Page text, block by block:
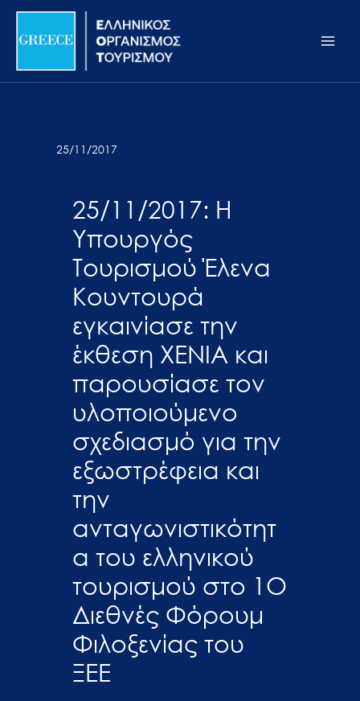
Σημείωση:
ιστότοπος
προσβασιμότητας.
Μετάβαση
περιεχόμενο
25/11/2017
25/11/2017: Η
Υπουργός
Τουρισμού Έλενα
Κουντουρά
εγκαινίασε την
έκθεση XENIA και
παρουσίασε τον
υλοποιούμενο
σχεδιασμό για την
εξωστρέφεια και
την
ανταγωνιστικότητ
α του ελληνικού
τουρισμού στο 1Ο
Διεθνές Φόρουμ
Φιλοξενίας του
ΞΕΕ